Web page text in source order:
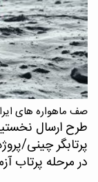
صف ماهواره های
طرح ارسال
پرتابگر چینی/
در مرحله پرتاب